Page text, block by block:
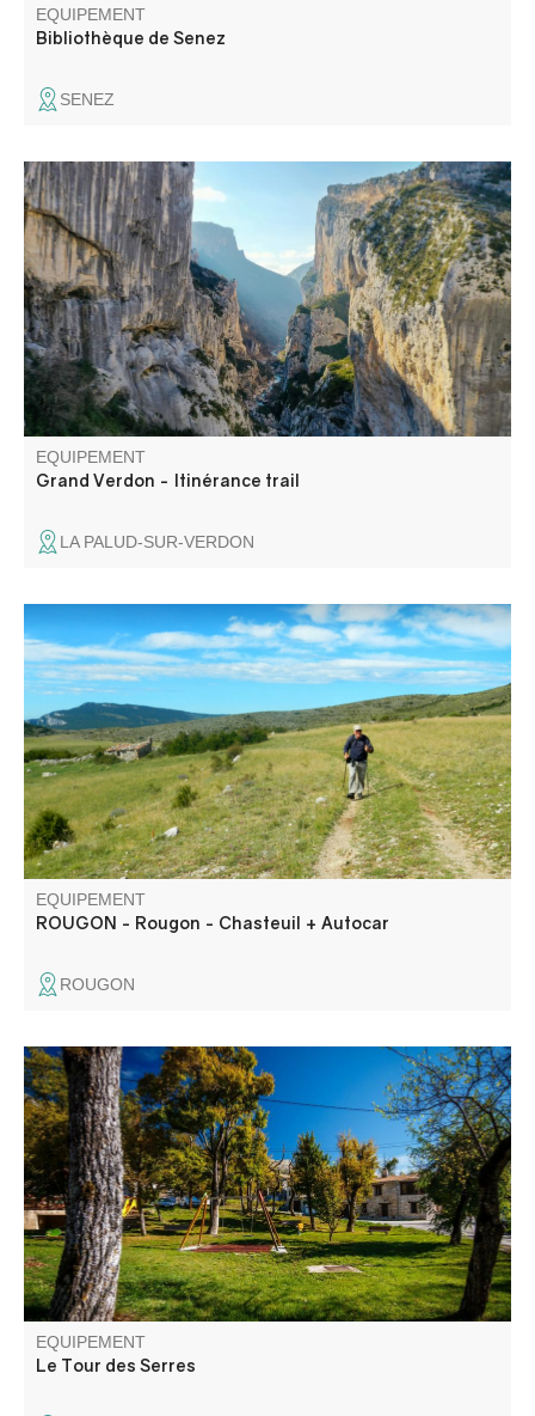
EQUIPEMENT
Bibliothèque de Senez
SENEZ
Depuis les gorges jusqu'au sources du Verdon,
embarquez sur un itinéraire unique, conforme aux
standards des Ultra-Trails, qui traverse les 4 secteurs de
l’Espace Trail du territoire.
EQUIPEMENT
Grand Verdon - Itinérance trail
LA PALUD-SUR-VERDON
Le plateau de Suech, cette étendue pierreuse posée là
comme une vaste respiration silencieuse parmi les reliefs
alentour, vous aurez l’impression d’être dans une contrée
lointaine
EQUIPEMENT
ROUGON - Rougon - Chasteuil + Autocar
ROUGON
La balade familiale des Serres vous fera découvrir le petit
patrimoine du village d'Angles, ainsi que les activités
agricoles et forestières.
EQUIPEMENT
Le Tour des Serres